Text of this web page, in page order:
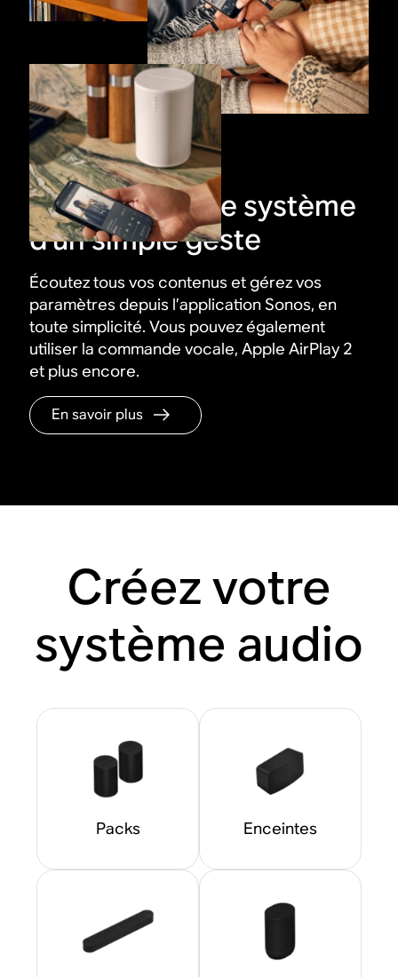
Contrôlez votre système
d'un simple geste
Écoutez tous vos contenus et gérez vos
paramètres depuis l’application Sonos, en
toute simplicité. Vous pouvez également
utiliser la commande vocale, Apple AirPlay 2
et plus encore.
En savoir plus
Créez votre
système audio
Packs Enceintes